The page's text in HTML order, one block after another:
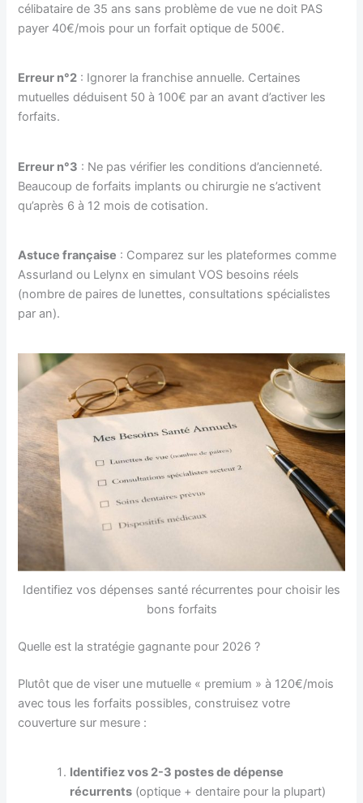
célibataire de 35 ans sans problème de vue ne doit PAS
payer 40€/mois pour un forfait optique de 500€.
Erreur n°2 : Ignorer la franchise annuelle. Certaines
mutuelles déduisent 50 à 100€ par an avant d’activer les
forfaits.
Erreur n°3 : Ne pas vérifier les conditions d’ancienneté.
Beaucoup de forfaits implants ou chirurgie ne s’activent
qu’après 6 à 12 mois de cotisation.
Astuce française : Comparez sur les plateformes comme
Assurland ou Lelynx en simulant VOS besoins réels
(nombre de paires de lunettes, consultations spécialistes
par an).
Identifiez vos dépenses santé récurrentes pour choisir les
bons forfaits
Quelle est la stratégie gagnante pour 2026 ?
Plutôt que de viser une mutuelle « premium » à 120€/mois
avec tous les forfaits possibles, construisez votre
couverture sur mesure :
Identifiez vos 2-3 postes de dépense
récurrents (optique + dentaire pour la plupart)